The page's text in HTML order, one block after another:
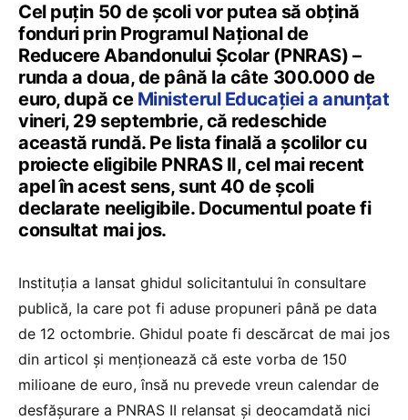
Cel puțin 50 de școli vor putea să obțină
fonduri prin Programul Național de
Reducere Abandonului Școlar (PNRAS) –
runda a doua, de până la câte 300.000 de
euro, după ce Ministerul Educației a anunțat
vineri, 29 septembrie, că redeschide
această rundă. Pe lista finală a școlilor cu
proiecte eligibile PNRAS II, cel mai recent
apel în acest sens, sunt 40 de școli
declarate neeligibile. Documentul poate fi
consultat mai jos.
Instituția a lansat ghidul solicitantului în consultare
publică, la care pot fi aduse propuneri până pe data
de 12 octombrie. Ghidul poate fi descărcat de mai jos
din articol și menționează că este vorba de 150
milioane de euro, însă nu prevede vreun calendar de
desfășurare a PNRAS II relansat și deocamdată nici